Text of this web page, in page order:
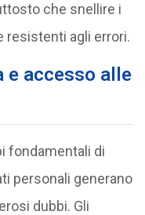
che snellire i
resistenti agli errori.
e accesso alle
fondamentali di
personali generano
dubbi. Gli